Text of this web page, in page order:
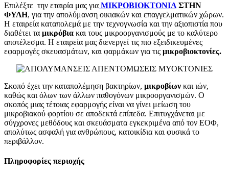
Επιλέξτε την εταιρία μας για ΜΙΚΡΟΒΙΟΚΤΟΝΙΑ ΣΤΗΝ
ΦΥΛΗ, για την απολύμανση οικιακών και επαγγελματικών χώρων.
Η εταιρεία καταπολεμά με την τεχνογνωσία και την αξιοπιστία που
διαθέτει τα μικρόβια και τους μικροοργανισμούς με το καλύτερο
αποτέλεσμα. Η εταιρεία μας διενεργεί τις πιο εξειδικευμένες
εφαρμογές σκευασμάτων, και φαρμάκων για τις μικροβιοκτονίες.
Σκοπό έχει την καταπολέμηση βακτηρίων, μικροβίων και ιών,
καθώς και όλων των άλλων παθογόνων μικροοργανισμών. Ο
σκοπός μιας τέτοιας εφαρμογής είναι να γίνει μείωση του
μικροβιακού φορτίου σε αποδεκτά επίπεδα. Επιτυγχάνεται με
σύγχρονες μεθόδους και σκευάσματα εγκεκριμένα από τον ΕΟΦ,
απολύτως ασφαλή για ανθρώπους, κατοικίδια και φυσικά το
περιβάλλον.
Πληροφορίες περιοχής